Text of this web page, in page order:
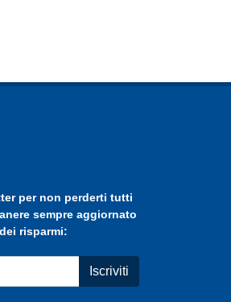
per non perderti tutti
sempre aggiornato
risparmi:
Iscriviti